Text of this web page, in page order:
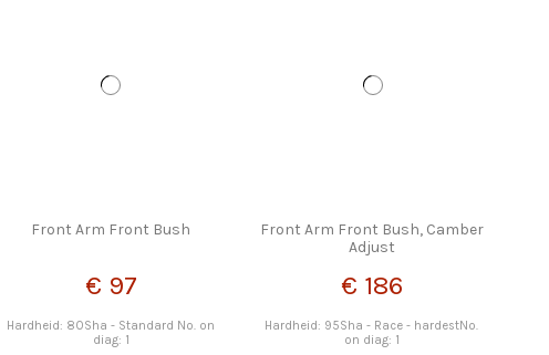
Front Arm Front Bush
€ 97
Hardheid: 80Sha - Standard No. on
diag: 1
Front Arm Front Bush, Camber
Adjust
€ 186
Hardheid: 95Sha - Race - hardestNo.
on diag: 1